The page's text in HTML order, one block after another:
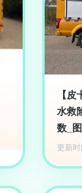
【
水救
数_
更新